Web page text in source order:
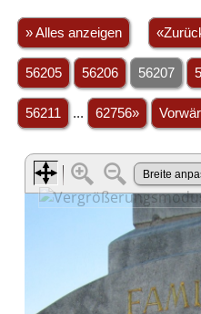
» Alles anzeigen
56205 56206 56207
56211 ... 62756»